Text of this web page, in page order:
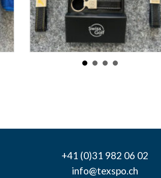
+41 (0)31 982 06 02
info@texspo.ch